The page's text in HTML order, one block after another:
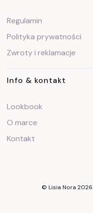
Regulamin
Polityka prywatności
Zwroty i reklamacje
Info & kontakt
Lookbook
O marce
Kontakt
© Lisia Nora